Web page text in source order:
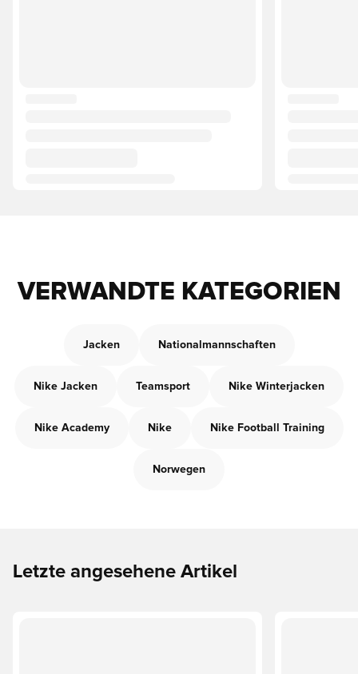
VERWANDTE KATEGORIEN
Jacken Nationalmannschaften
Nike Jacken Teamsport Nike Winterjacken
Nike Academy Nike Nike Football Training
Norwegen
Letzte angesehene Artikel